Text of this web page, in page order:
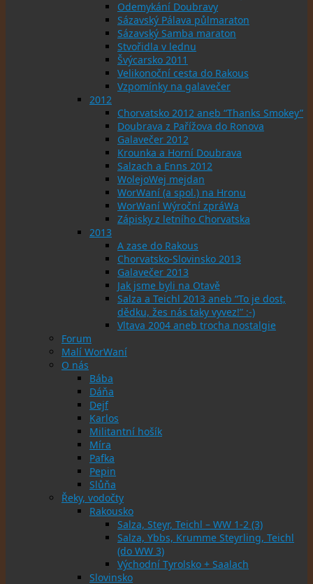
Odemykání Doubravy
Sázavský Pálava půlmaraton
Sázavský Samba maraton
Stvořidla v lednu
Švýcarsko 2011
Velikonoční cesta do Rakous
Vzpomínky na galavečer
2012
Chorvatsko 2012 aneb “Thanks Smokey”
Doubrava z Pařížova do Ronova
Galavečer 2012
Krounka a Horní Doubrava
Salzach a Enns 2012
WolejoWej mejdan
WorWaní (a spol.) na Hronu
WorWaní Wýroční zpráWa
Zápisky z letního Chorvatska
2013
A zase do Rakous
Chorvatsko-Slovinsko 2013
Galavečer 2013
Jak jsme byli na Otavě
Salza a Teichl 2013 aneb “To je dost,
dědku, žes nás taky vyvez!” :-)
Vltava 2004 aneb trocha nostalgie
Forum
Malí WorWaní
O nás
Bába
Dáňa
Dejf
Karlos
Militantní hošík
Míra
Pafka
Pepin
Slůňa
Řeky, vodočty
Rakousko
Salza, Steyr, Teichl – WW 1-2 (3)
Salza, Ybbs, Krumme Steyrling, Teichl
(do WW 3)
Východní Tyrolsko + Saalach
Slovinsko